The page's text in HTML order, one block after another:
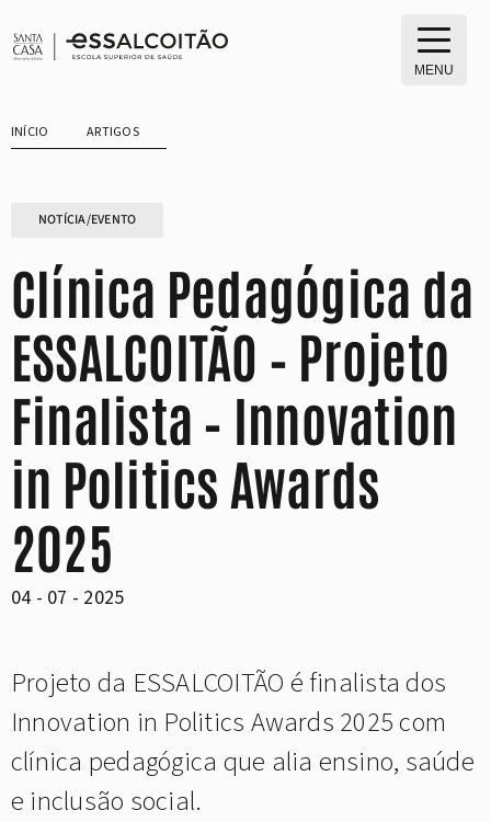
para
MENU
INÍCIO ARTIGOS
NOTÍCIA/EVENTO
Clínica Pedagógica da
ESSALCOITÃO – Projeto
Finalista – Innovation
in Politics Awards
2025
04 - 07 - 2025
Projeto da ESSALCOITÃO é finalista dos
Innovation in Politics Awards 2025 com
clínica pedagógica que alia ensino, saúde
e inclusão social.